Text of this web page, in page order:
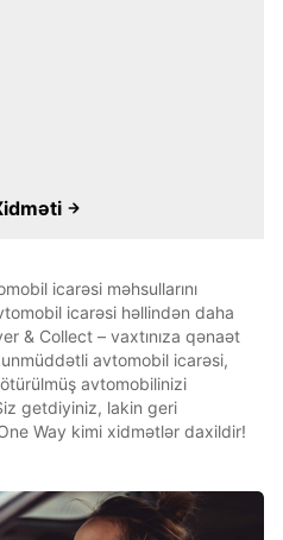
icarəsi məhsullarını
icarəsi həllindən daha
& Collect – vaxtınıza qənaət
avtomobil icarəsi,
avtomobilinizi
getdiyiniz, lakin geri
Way kimi xidmətlər daxildir!